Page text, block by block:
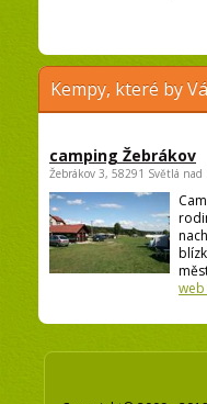
Kempy, které by
camping Žebrákov
Žebrákov 3, 58291 Světlá nad